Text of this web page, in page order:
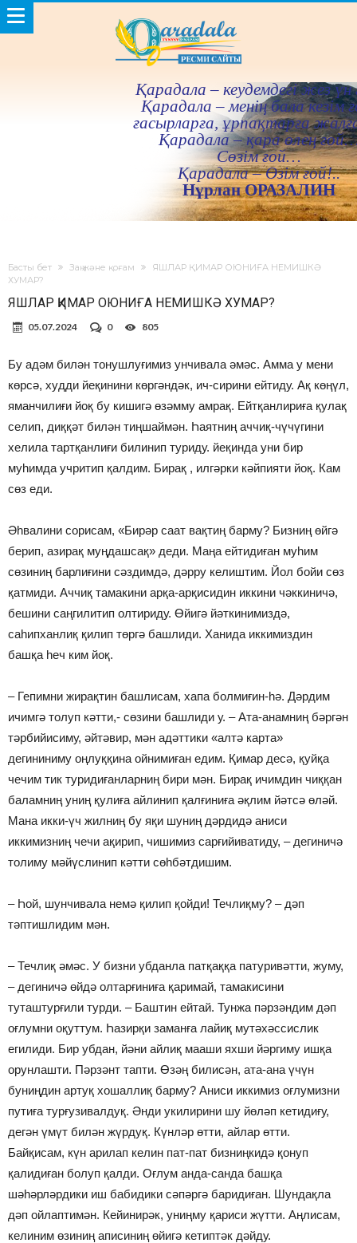
Қарадала – кеудемдегi жез үн
Қарадала – менiң бала кезiм
ғасырларға, ұрпақтарға
Қарадала – қара өлең
Сөзiм ғой…
Қарадала – Өзiм ғой!..
Нұрлан ОРАЗАЛИН
Басты бет Заң және қоғам
ЯШЛАР ҚИМАР ОЮНИҒА НЕМИШКӘ
ХУМАР?
ЯШЛАР ҚИМАР ОЮНИҒА НЕМИШКӘ ХУМАР?
05.07.2024 0 805
Бу адәм билән тонушлуғимиз унчивала әмәс. Амма у мени
көрсә, худди йеқинини көргәндәк, ич-сирини ейтиду. Ақ көңүл,
яманчилиғи йоқ бу кишигә өзәмму амрақ. Ейтқанлириға қулақ
селип, диққәт билән тиңшаймән. Һаятниң аччиқ-чүчүгини
хелила тартқанлиғи билинип туриду. йеқинда уни бир
муһимда учритип қалдим. Бирақ , илгәрки кәйпияти йоқ. Кам
сөз еди.
Әһвалини сорисам, «Бирәр саат вақтиң барму? Бизниң өйгә
берип, азирақ муңдашсақ» деди. Маңа ейтидиған муһим
сөзиниң барлиғини сәздимдә, дәрру келиштим. Йол бойи сөз
қатмиди. Аччиқ тамакини арқа-арқисидин иккини чәккиничә,
бешини саңгилитип олтириду. Өйигә йәткинимиздә,
саһипханлиқ қилип төргә башлиди. Ханида иккимиздин
башқа һеч ким йоқ.
– Гепимни жирақтин башлисам, хапа болмиғин-һә. Дәрдим
ичимгә толуп кәтти,- сөзини башлиди у. – Ата-анамниң бәргән
тәрбийисиму, әйтәвир, мән адәттики «алтә карта»
дегининиму оңлуққина ойнимиған едим. Қимар десә, қуйқа
чечим тик туридиғанларниң бири мән. Бирақ ичимдин чиққан
баламниң униң қулиға айлинип қалғиниға әқлим йәтсә өләй.
Мана икки-үч жилниң бу яқи шуниң дәрдидә аниси
иккимизниң чечи ақирип, чишимиз сарғийиватиду, – дегиничә
толиму мәйүслинип кәтти сөһбәтдишим.
– Һой, шунчивала немә қилип қойди! Течлиқму? – дәп
тәптишлидим мән.
– Течлиқ әмәс. У бизни убданла патқаққа патуривәтти, жуму,
– дегиничә өйдә олтарғиниға қаримай, тамакисини
туташтурғили турди. – Баштин ейтай. Тунжа пәрзәндим дәп
оғлумни оқуттум. Һазирқи заманға лайиқ мутәхәссислик
егилиди. Бир убдан, йәни айлиқ мааши яхши йәргиму ишқа
орунлашти. Пәрзәнт тапти. Өзәң билисән, ата-ана үчүн
буниңдин артуқ хошаллиқ барму? Аниси иккимиз оғлумизни
путиға турғузивалдуқ. Әнди укилирини шу йөләп кетидиғу,
дегән үмүт билән жүрдуқ. Күнләр өтти, айлар өтти.
Байқисам, күн арилап келин пат-пат бизниңкидә қонуп
қалидиған болуп қалди. Оғлум анда-санда башқа
шәһәрләрдики иш бабидики сәпәргә баридиған. Шундақла
дәп ойлаптимән. Кейинирәк, униңму қариси жүтти. Аңлисам,
келиним өзиниң аписиниң өйигә кетиптәк дәйду.